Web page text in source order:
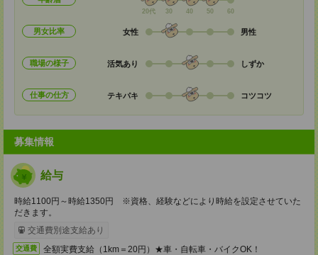
20代 30 40 50 60
男女比率 女性 男性
職場の様子 活気あり しずか
仕事の仕方 テキパキ コツコツ
募集情報
給与
時給1100円～時給1350円 ※資格、経験などにより時給を設定させていた
だきます。
交通費別途支給あり
交通費 全額実費支給（1km＝20円）★車・自転車・バイクOK！